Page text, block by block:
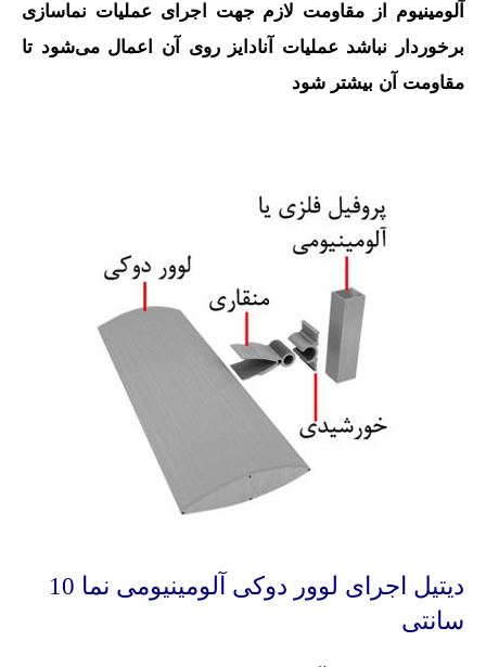
آلومینیوم از مقاومت لازم جهت اجرای عملیات نماسازی
برخوردار نباشد عملیات آنادایز روی آن اعمال می‌شود تا
مقاومت آن بیشتر شود
دیتیل اجرای لوور دوکی آلومینیومی نما 10
سانتی